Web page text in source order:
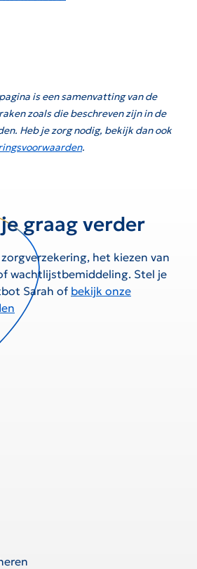
is een samenvatting van de
zoals die beschreven zijn in de
Heb je zorg nodig, bekijk dan ook
.
graag verder
het kiezen van
wachtlijstbemiddeling. Stel je
Sarah of bekijk onze